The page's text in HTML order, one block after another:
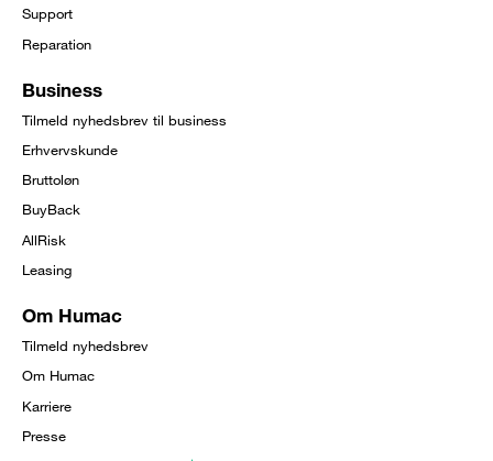
Support
Reparation
Business
Tilmeld nyhedsbrev til business
Erhvervskunde
Bruttoløn
BuyBack
AllRisk
Leasing
Om Humac
Tilmeld nyhedsbrev
Om Humac
Karriere
Presse